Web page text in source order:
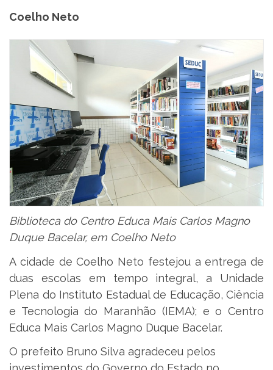
Coelho Neto
Biblioteca do Centro Educa Mais Carlos Magno
Duque Bacelar, em Coelho Neto
A cidade de Coelho Neto festejou a entrega de
duas escolas em tempo integral, a Unidade
Plena do Instituto Estadual de Educação, Ciência
e Tecnologia do Maranhão (IEMA); e o Centro
Educa Mais Carlos Magno Duque Bacelar.
O prefeito Bruno Silva agradeceu pelos